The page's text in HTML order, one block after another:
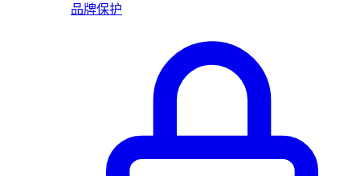
品牌保护